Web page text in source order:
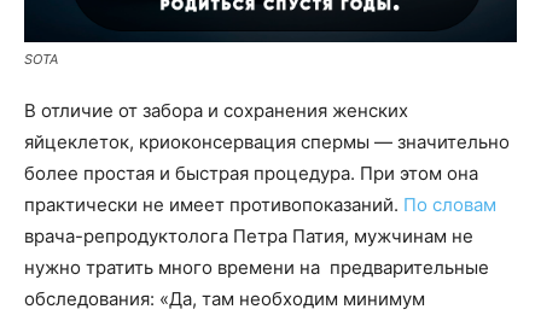
SOTA
В отличие от забора и сохранения женских
яйцеклеток, криоконсервация спермы — значительно
более простая и быстрая процедура. При этом она
практически не имеет противопоказаний. По словам
врача-репродуктолога Петра Патия, мужчинам не
нужно тратить много времени на предварительные
обследования: «Да, там необходим минимум